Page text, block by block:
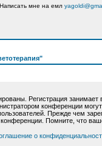
мне на емл
Регистрация занимает
конференции
Прежде чем
Помните, что
о